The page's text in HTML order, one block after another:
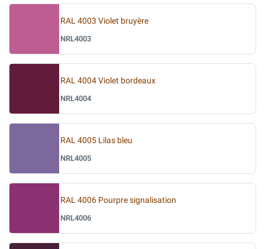
RAL 4003 Violet bruyère
NRL4003
RAL 4004 Violet bordeaux
NRL4004
RAL 4005 Lilas bleu
NRL4005
RAL 4006 Pourpre signalisation
NRL4006